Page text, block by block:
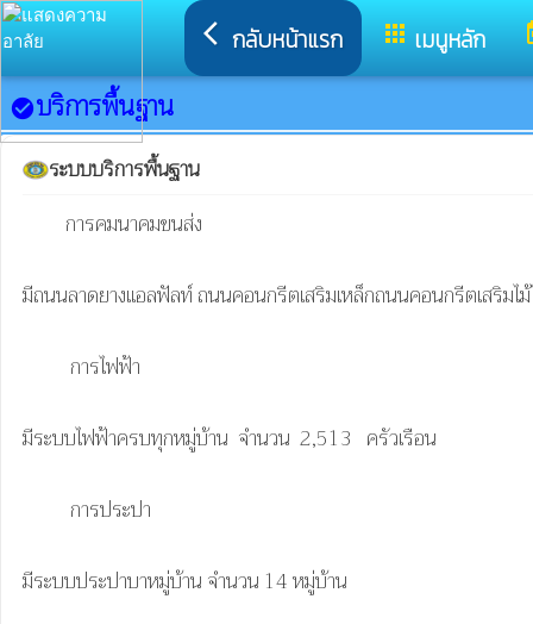
arrow_back_ios กลับหน้าแรก apps เมนูหลัก
check_circleบริการพื้นฐาน
ระบบบริการพื้นฐาน
มีถนนลาดยางแอลฟัลท์ ถนนคอนกรีตเสริมเหล็กถนนคอนกรีตเสริมไ
มีระบบไฟฟ้าครบทุกหมู่บ้าน  จำนวน  2,513   ครัวเรือน
มีระบบประปาบาหมู่บ้าน จำนวน 14 หมู่บ้าน